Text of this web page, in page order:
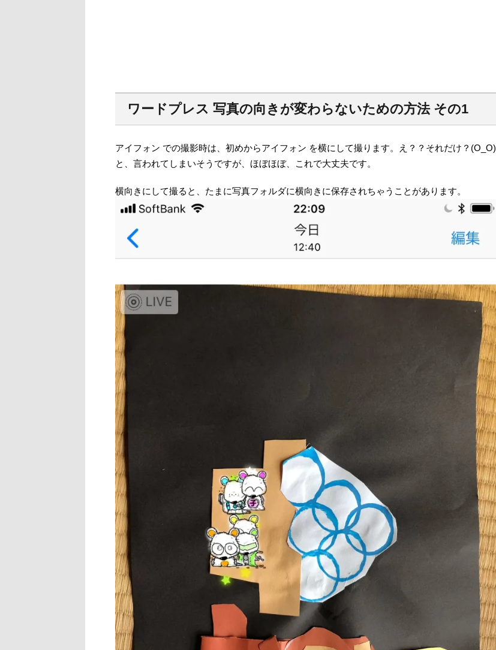
ワードプレス 写真の向きが変わらないための方法 その1
アイフォン での撮影時は、初めからアイフォン を横にして撮ります。え？？それだけ？(O_O)
と、言われてしまいそうですが、ほぼほぼ、これで大丈夫です。
横向きにして撮ると、たまに写真フォルダに横向きに保存されちゃうことがあります。